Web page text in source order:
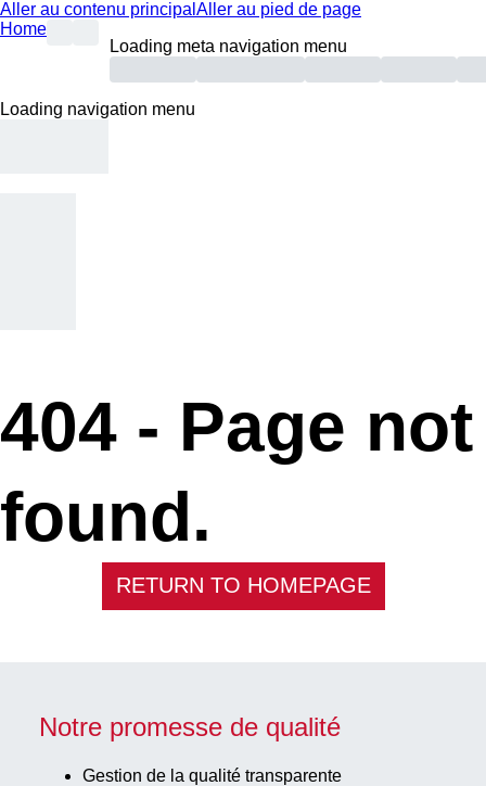
Aller au contenu principal Aller au pied de page
Home
Loading meta navigation menu
Loading navigation menu
404 - Page not
found.
RETURN TO HOMEPAGE
Notre promesse de qualité
Gestion de la qualité transparente